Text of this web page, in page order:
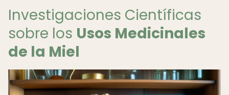
Investigaciones Científicas
sobre los Usos Medicinales
de la Miel